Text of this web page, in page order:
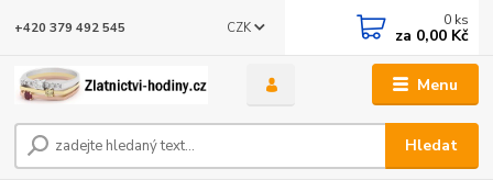
Menu
CZK
Hledat
+420 379 492 545 0 ks
za 0,00 Kč